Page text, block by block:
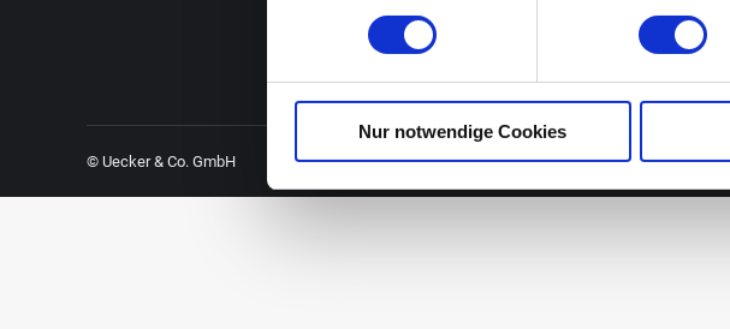
Nur notwendige Cookies
© Uecker & Co. GmbH